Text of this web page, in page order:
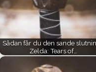
Sådan får du den sande
Zelda: Tears of…